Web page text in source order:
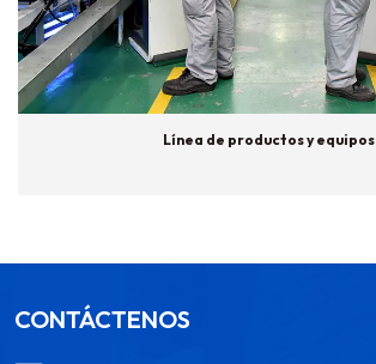
Línea de productos y equipos
CONTÁCTENOS